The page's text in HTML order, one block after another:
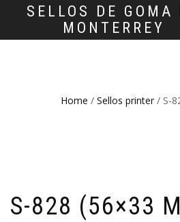
SELLOS DE GOMA
MONTERREY
Home / Sellos printer / S-
S-828 (56×33